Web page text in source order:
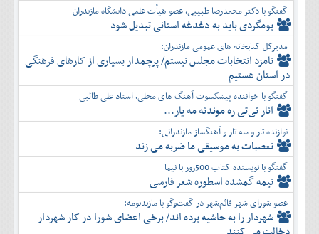
گفتگو با دکتر محمدرضا طبیبی، عضو هیأت علمی دانشگاه مازندران
بومگردی باید به دغدغه استانی تبدیل شود
مدیرکل کتابخانه های عمومی مازندران:
نامزد انتخابات مجلس نیستم/ پرچمدار بسیاری از کارهای فرهنگی
در استان هستیم
گفتگو با خواننده پیشکسوت آهنگ های محلی، استاد علی طالبی
انار تی‌تی ره موندنه مه یار...
نوازنده تار و سه تار و آهنگساز مازندرانی:
تعصبات به موسیقی ما ضربه می زند
گفتگو با نویسنده کتاب 500روز با نیما
نیمه گمشده اسطوره شعر فارسی
عضو شورای شهر قائم‌شهر در گفت‌و‌گو با مازندنومه:
شهردار را به حاشیه برده اند/ برخی اعضای شورا در کار شهردار